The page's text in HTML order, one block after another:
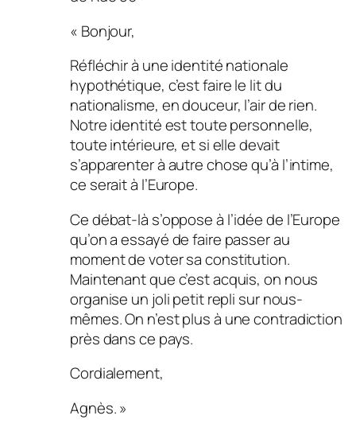
« Bonjour,
Réfléchir à une identité nationale
hypothétique, c’est faire le lit du
nationalisme, en douceur, l’air de rien.
Notre identité est toute personnelle,
toute intérieure, et si elle devait
s’apparenter à autre chose qu’à l’intime,
ce serait à l’Europe.
Ce débat-là s’oppose à l’idée de l’Europe
qu’on a essayé de faire passer au
moment de voter sa constitution.
Maintenant que c’est acquis, on nous
organise un joli petit repli sur nous-
mêmes. On n’est plus à une contradiction
près dans ce pays.
Cordialement,
Agnès. »